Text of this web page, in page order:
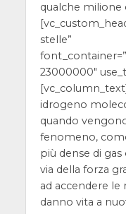
qualche milione
stelle”
23000000″
[vc_column_text]
idrogeno
quando
fenomeno,
più dense di
via della forza
ad accendere
danno vita a